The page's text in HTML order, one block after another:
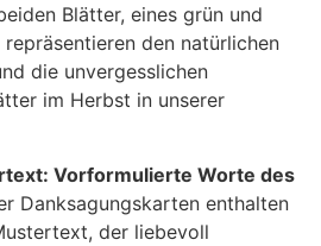
Blätter, eines grün und
den natürlichen
die unvergesslichen
im Herbst in unserer
Vorformulierte Worte des
Danksagungskarten enthalten
der liebevoll